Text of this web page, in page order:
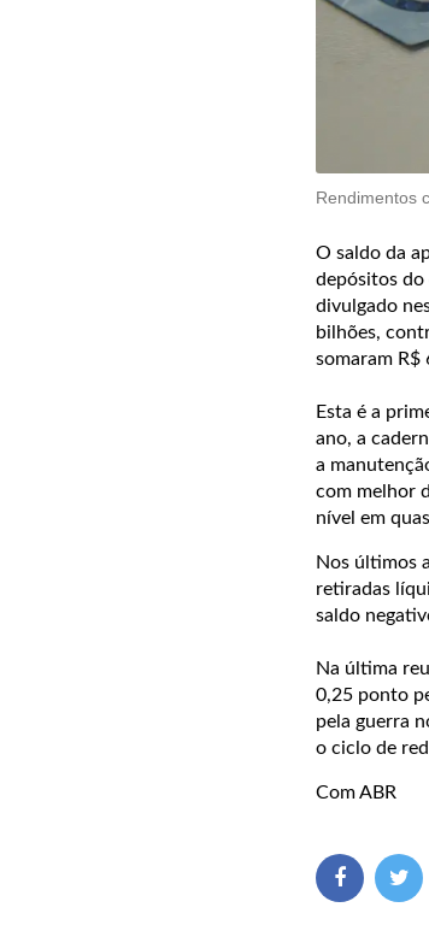
Rendimentos
O saldo da
depósitos do
divulgado
bilhões,
somaram R$
Esta é a
ano, a
a
com melhor
nível em
Nos últimos
retiradas
saldo
Na última
0,25 ponto
pela guerra
o ciclo de
Com ABR